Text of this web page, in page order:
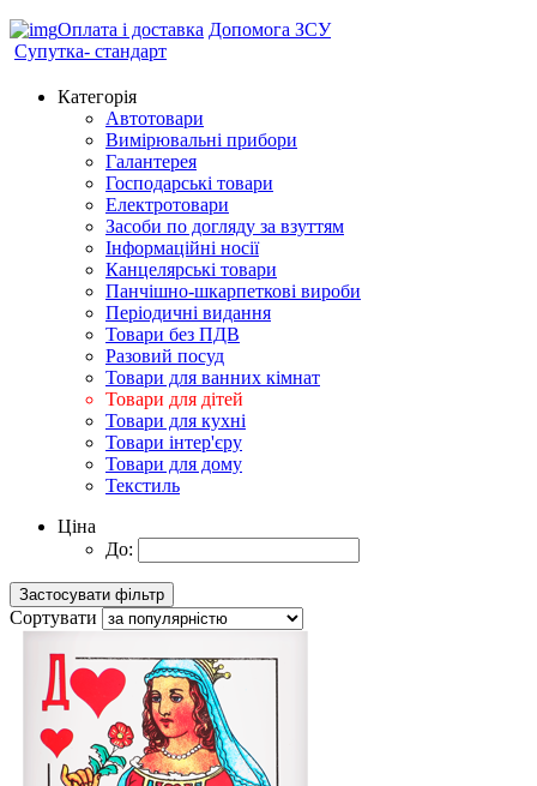
Оплата і доставка Допомога ЗСУ
Супутка- стандарт
Категорія
Автотовари
Вимірювальні прибори
Галантерея
Господарські товари
Електротовари
Засоби по догляду за взуттям
Інформаційні носії
Канцелярські товари
Панчішно-шкарпеткові вироби
Періодичні видання
Товари без ПДВ
Разовий посуд
Товари для ванних кімнат
Товари для дітей
Товари для кухні
Товари інтер'єру
Товари для дому
Текстиль
Ціна
До:
Сортувати